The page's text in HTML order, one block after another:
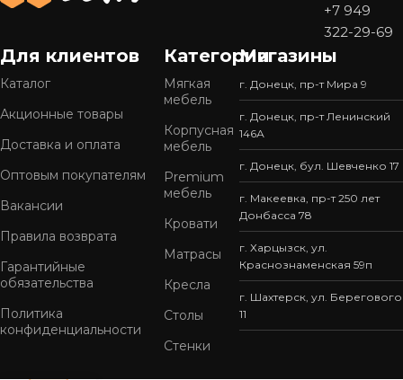
+7 949
322-29-69
Для клиентов
Каталог
Акционные товары
Доставка и оплата
Оптовым покупателям
Вакансии
Правила возврата
Гарантийные
обязательства
Политика
конфиденциальности
Категории
Мягкая
мебель
Корпусная
мебель
Premium
мебель
Кровати
Матрасы
Кресла
Столы
Стенки
Магазины
г. Донецк, пр-т Мира 9
г. Донецк, пр-т Ленинский
146А
г. Донецк, бул. Шевченко 17
г. Макеевка, пр-т 250 лет
Донбасса 78
г. Харцызск, ул.
Краснознаменская 59п
г. Шахтерск, ул. Берегового
11